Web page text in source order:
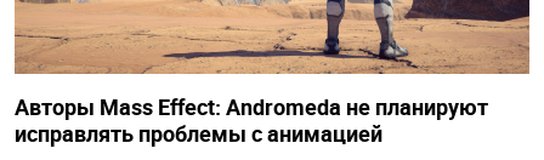
Авторы Mass Effect: Andromeda не планируют
исправлять проблемы с анимацией